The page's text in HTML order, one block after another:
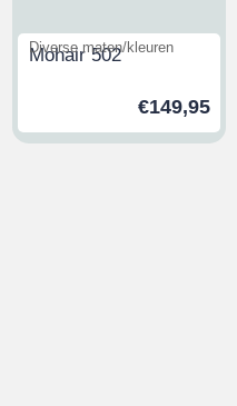
Mohair 502
Diverse maten/kleuren
€149,95